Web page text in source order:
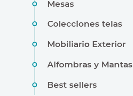
Mesas
Colecciones telas
Mobiliario Exterior
Alfombras y Mantas
Best sellers